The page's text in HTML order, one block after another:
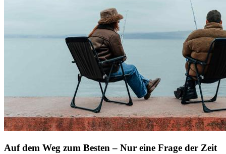
Auf dem Weg zum Besten – Nur eine Frage der Zeit